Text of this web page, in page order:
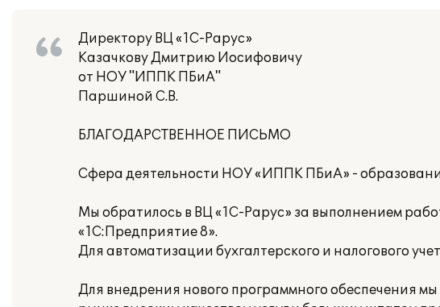
Директору ВЦ «1С-Рарус»
Казачкову Дмитрию Иосифовичу
от НОУ "ИППК ПБиА"
Паршиной С.В.
БЛАГОДАРСТВЕННОЕ ПИСЬМО
Сфера деятельности НОУ «ИППК ПБиА» -
Мы обратилось в ВЦ «1С-Рарус» за выполнением
«1С:Предприятие 8».
Для автоматизации бухгалтерского и налогового
Для внедрения нового программного обеспечения